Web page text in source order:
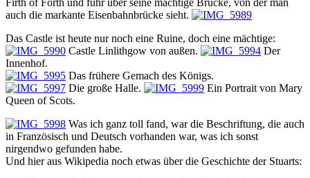
Firth of Forth und fuhr über seine mächtige Brücke, von der man
auch die markante Eisenbahnbrücke sieht.
Das Castle ist heute nur noch eine Ruine, doch eine mächtige:
Castle Linlithgow von außen.
Der
Innenhof.
Das frühere Gemach des Königs.
Die große Halle.
Ein Portrait von Mary
Queen of Scots.
Was ich ganz toll fand, war die Beschriftung, die auch
in Französisch und Deutsch vorhanden war, was ich sonst
nirgendwo gefunden habe.
Und hier aus Wikipedia noch etwas über die Geschichte der Stuarts: